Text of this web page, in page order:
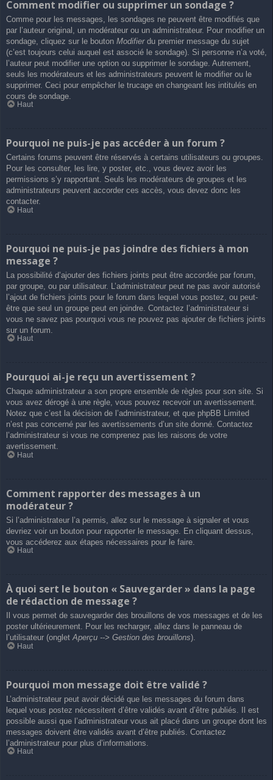
Comment modifier ou supprimer un sondage ?
Comme pour les messages, les sondages ne peuvent être modifiés que
par l’auteur original, un modérateur ou un administrateur. Pour modifier un
sondage, cliquez sur le bouton Modifierdu premier message du sujet
(c’est toujours celui auquel est associé le sondage). Si personne n’a voté,
l’auteur peut modifier une option ou supprimer le sondage. Autrement,
seuls les modérateurs et les administrateurs peuvent le modifier ou le
supprimer. Ceci pour empêcher le trucage en changeant les intitulés en
cours de sondage.
Haut
Pourquoi ne puis-je pas accéder à un forum ?
Certains forums peuvent être réservés à certains utilisateurs ou groupes.
Pour les consulter, les lire, y poster, etc., vous devez avoir les
permissions s’y rapportant. Seuls les modérateurs de groupes et les
administrateurs peuvent accorder ces accès, vous devez donc les
contacter.
Haut
Pourquoi ne puis-je pas joindre des fichiers à mon
message ?
La possibilité d’ajouter des fichiers joints peut être accordée par forum,
par groupe, ou par utilisateur. L’administrateur peut ne pas avoir autorisé
l’ajout de fichiers joints pour le forum dans lequel vous postez, ou peut-
être que seul un groupe peut en joindre. Contactez l’administrateur si
vous ne savez pas pourquoi vous ne pouvez pas ajouter de fichiers joints
sur un forum.
Haut
Pourquoi ai-je reçu un avertissement ?
Chaque administrateur a son propre ensemble de règles pour son site. Si
vous avez dérogé à une règle, vous pouvez recevoir un avertissement.
Notez que c’est la décision de l’administrateur, et que phpBB Limited
n’est pas concerné par les avertissements d’un site donné. Contactez
l’administrateur si vous ne comprenez pas les raisons de votre
avertissement.
Haut
Comment rapporter des messages à un
modérateur ?
Si l’administrateur l’a permis, allez sur le message à signaler et vous
devriez voir un bouton pour rapporter le message. En cliquant dessus,
vous accéderez aux étapes nécessaires pour le faire.
Haut
À quoi sert le bouton « Sauvegarder » dans la page
de rédaction de message ?
Il vous permet de sauvegarder des brouillons de vos messages et de les
poster ultérieurement. Pour les recharger, allez dans le panneau de
l’utilisateur (ongletAperçu --> Gestion des brouillons).
Haut
Pourquoi mon message doit être validé ?
L’administrateur peut avoir décidé que les messages du forum dans
lequel vous postez nécessitent d’être validés avant d’être publiés. Il est
possible aussi que l’administrateur vous ait placé dans un groupe dont les
messages doivent être validés avant d’être publiés. Contactez
l’administrateur pour plus d’informations.
Haut